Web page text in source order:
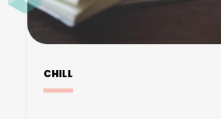
CHILL